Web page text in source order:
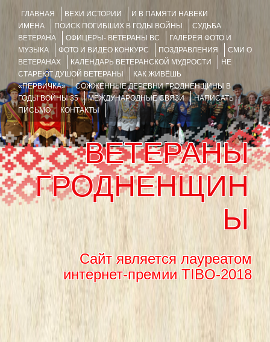
ГЛАВНАЯ ВЕХИ ИСТОРИИ
И В ПАМЯТИ НАВЕКИ
ИМЕНА
ПОИСК ПОГИБШИХ В ГОДЫ ВОЙНЫ
СУДЬБА
ВЕТЕРАНА
ОФИЦЕРЫ- ВЕТЕРАНЫ ВС
ГАЛЕРЕЯ ФОТО И
МУЗЫКА
ФОТО И ВИДЕО КОНКУРС ПОЗДРАВЛЕНИЯ
СМИ О
ВЕТЕРАНАХ
КАЛЕНДАРЬ ВЕТЕРАНСКОЙ МУДРОСТИ
НЕ
СТАРЕЮТ ДУШОЙ ВЕТЕРАНЫ
КАК ЖИВЁШЬ
«ПЕРВИЧКА»
СОЖЖЁННЫЕ ДЕРЕВНИ ГРОДНЕНЩИНЫ В
ГОДЫ ВОЙНЫ 35
МЕЖДУНАРОДНЫЕ СВЯЗИ
НАПИСАТЬ
ПИСЬМО
КОНТАКТЫ
ВЕТЕРАНЫ
ГРОДНЕНЩИН
Ы
Сайт является лауреатом
интернет-премии TIBO-2018